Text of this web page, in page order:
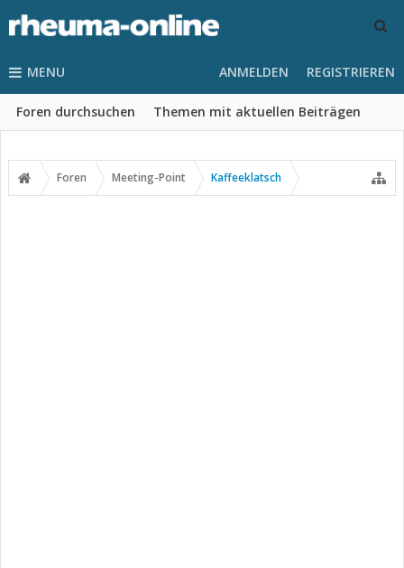
MENU
Foren durchsuchen Themen mit aktuellen Beiträgen
ANMELDEN REGISTRIEREN
Foren Meeting-Point Kaffeeklatsch